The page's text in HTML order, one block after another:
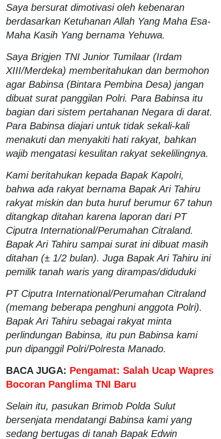
Saya bersurat dimotivasi oleh kebenaran
berdasarkan Ketuhanan Allah Yang Maha Esa-
Maha Kasih Yang bernama Yehuwa.
Saya Brigjen TNI Junior Tumilaar (Irdam
XIII/Merdeka) memberitahukan dan bermohon
agar Babinsa (Bintara Pembina Desa) jangan
dibuat surat panggilan Polri. Para Babinsa itu
bagian dari sistem pertahanan Negara di darat.
Para Babinsa diajari untuk tidak sekali-kali
menakuti dan menyakiti hati rakyat, bahkan
wajib mengatasi kesulitan rakyat sekelilingnya.
Kami beritahukan kepada Bapak Kapolri,
bahwa ada rakyat bernama Bapak Ari Tahiru
rakyat miskin dan buta huruf berumur 67 tahun
ditangkap ditahan karena laporan dari PT
Ciputra International/Perumahan Citraland.
Bapak Ari Tahiru sampai surat ini dibuat masih
ditahan (± 1/2 bulan). Juga Bapak Ari Tahiru ini
pemilik tanah waris yang dirampas/diduduki
PT Ciputra International/Perumahan Citraland
(memang beberapa penghuni anggota Polri).
Bapak Ari Tahiru sebagai rakyat minta
perlindungan Babinsa, itu pun Babinsa kami
pun dipanggil Polri/Polresta Manado.
BACA JUGA: Pengamat: Salah Ucap Wapres
Bocoran Panglima TNI Baru
Selain itu, pasukan Brimob Polda Sulut
bersenjata mendatangi Babinsa kami yang
sedang bertugas di tanah Bapak Edwin